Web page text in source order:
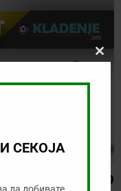
21:00) ГРЕМИО
Close
СЕКОЈА